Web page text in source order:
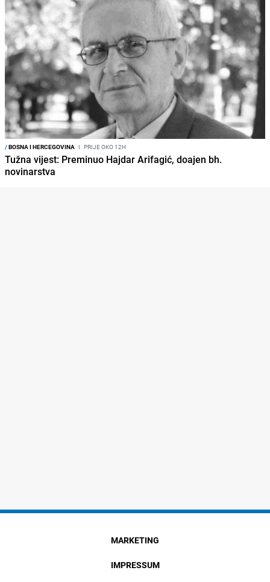
/BOSNA I HERCEGOVINA I PRIJE OKO 12H
Tužna vijest: Preminuo Hajdar Arifagić, doajen bh.
novinarstva
MARKETING
IMPRESSUM